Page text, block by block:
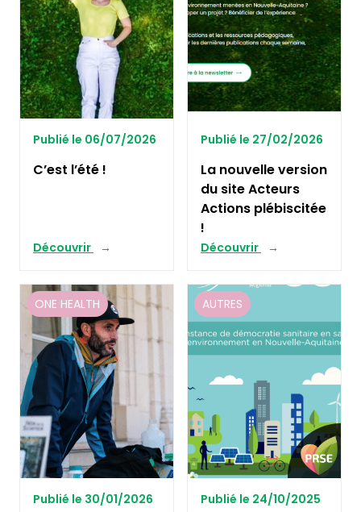
Publié le 06/07/2026
C’est l’été !
Découvrir
Publié le 27/02/2026
La nouvelle version
du site Acteurs
Actions plébiscitée
!
Découvrir
ONE HEALTH
Publié le 30/01/2026
AUTRES
Publié le 24/10/2025